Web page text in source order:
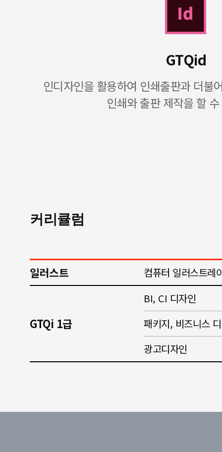
GTQid
인디자인을 활용하여 인쇄출판과 더불
인쇄와 출판 제작을 할
커리큘럼
일러스트 컴퓨터 일러스트레
GTQi 1급
BI, CI 디자인
패키지, 비즈니스
광고디자인